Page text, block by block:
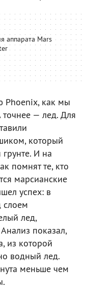
аппарата Mars
Phoenix, как мы
— лед. Для
который
И на
помнят те, кто
марсианские
успех: в
слоем
лед,
показал,
из которой
водный лед.
меньше чем